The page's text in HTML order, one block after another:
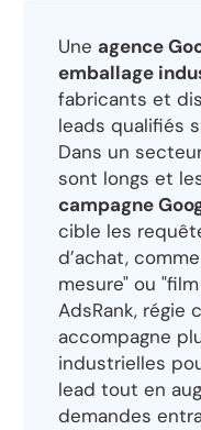
Une agence
emballage
fabricants et
leads qualifiés
Dans un
sont longs et
campagne
cible les
d’achat,
mesure" ou
AdsRank, régie
accompagne
industrielles
lead tout en
demandes